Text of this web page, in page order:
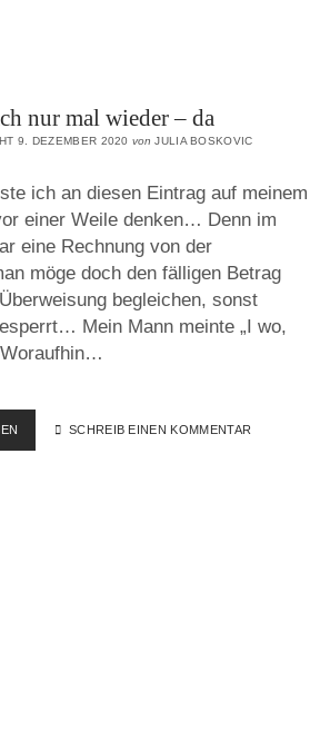
nur mal wieder – da
9. DEZEMBER 2020von JULIA BOSKOVIC
ich an diesen Eintrag auf meinem
einer Weile denken… Denn im
eine Rechnung von der
möge doch den fälligen Betrag
begleichen, sonst
Mein Mann meinte „I wo,
EINFACH
NUR
SCHREIB EINEN KOMMENTAR